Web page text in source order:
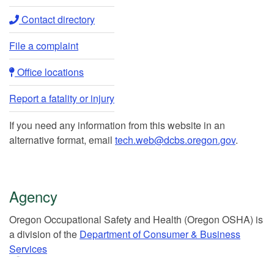
Contact directory​
File a complaint
Office locations​​
Report a fatality or injury
If you need any information from this website in an
alternative format, email tech.web@dcbs.oregon.gov.
Agency
Or​egon Occupation​al Safety and Health (Oregon OSHA) is
a division of the Department of Consumer & Business
Services​